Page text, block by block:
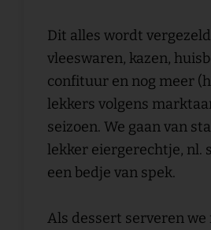
Dit alles wordt
vleeswaren, kazen,
confituur en nog meer
lekkers volgens
seizoen. We gaan van
lekker eiergerechtje, nl.
een bedje van spek.
Als dessert serveren